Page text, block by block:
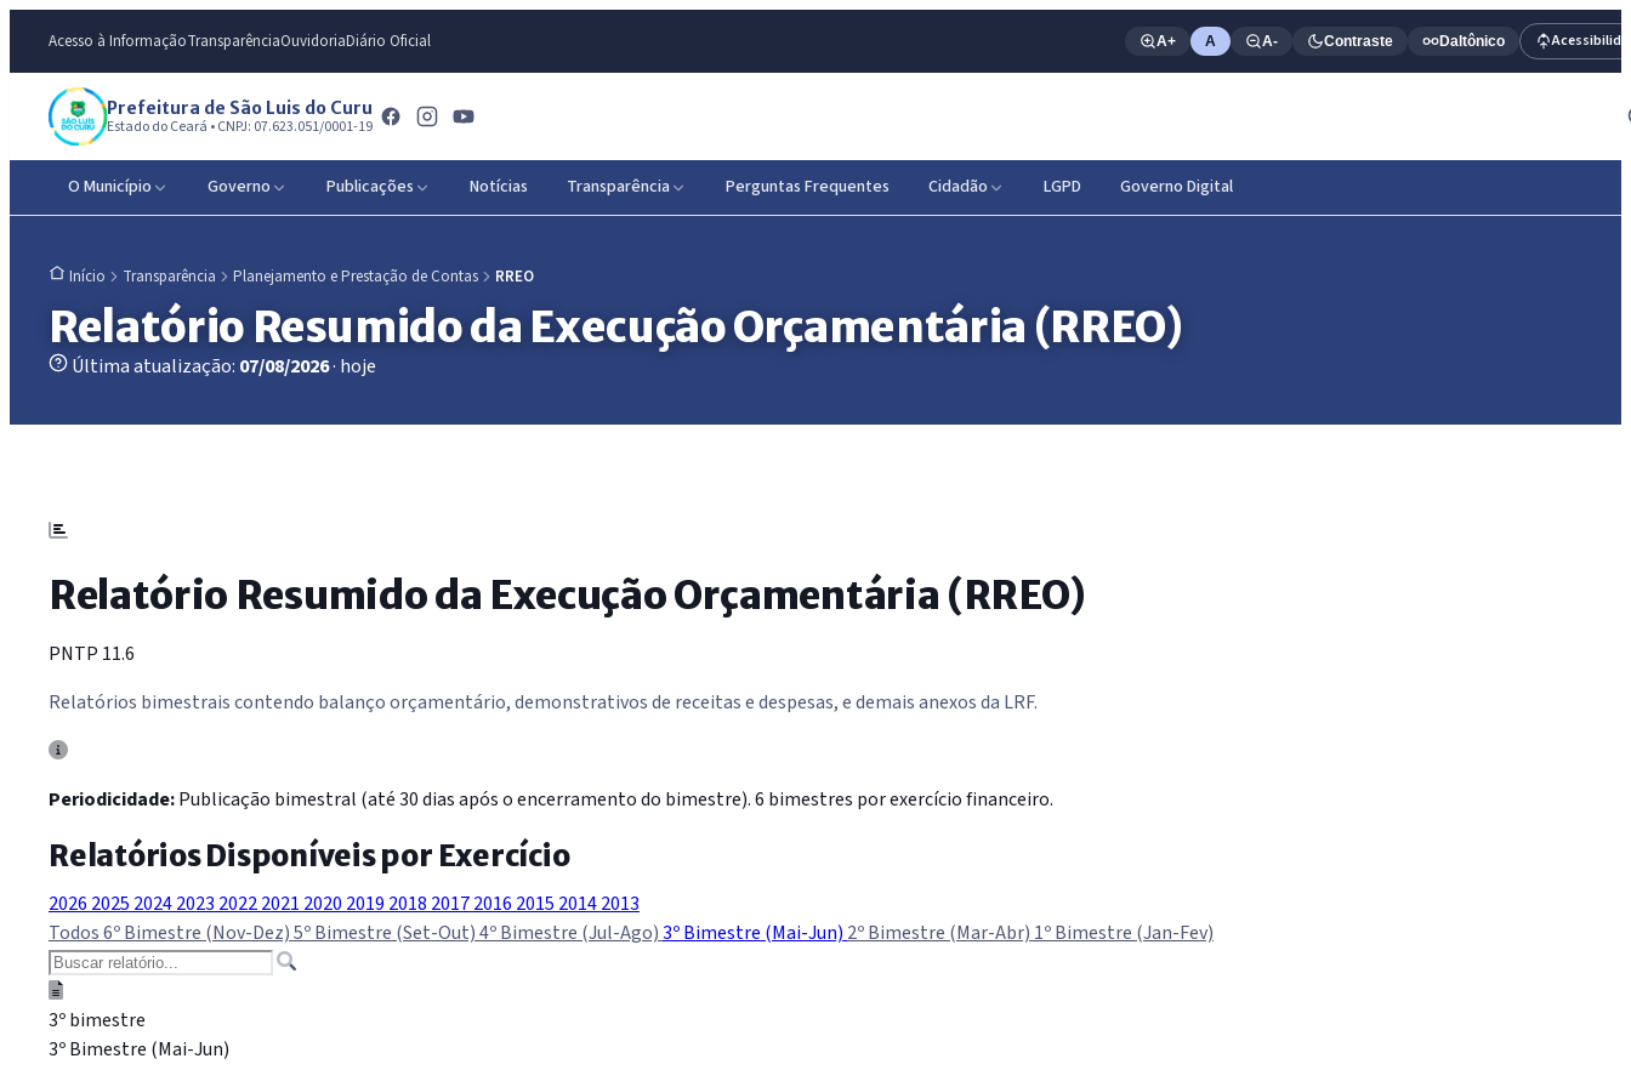
Acesso à InformaçãoTransparênciaOuvidoriaDiário Oficial A+ A A- Contraste Daltônico
Prefeitura de São Luis do Curu
Estado do Ceará • CNPJ: 07.623.051/0001-19
O Município Governo Publicações Notícias Transparência Perguntas Frequentes Cidadão LGPD Governo Digital
Início Transparência Planejamento e Prestação de Contas RREO
Relatório Resumido da Execução Orçamentária (RREO)
Última atualização: 07/08/2026· hoje
Relatório Resumido da Execução Orçamentária (RREO)
PNTP 11.6
Relatórios bimestrais contendo balanço orçamentário, demonstrativos de receitas e despesas, e demais anexos da LRF.
Periodicidade:Publicação bimestral (até 30 dias após o encerramento do bimestre). 6 bimestres por exercício financeiro.
Relatórios Disponíveis por Exercício
2026 2025 20242023 20222021 2020 2019 2018 20172016 2015 20142013
Todos6º Bimestre (Nov-Dez)5º Bimestre (Set-Out)4º Bimestre (Jul-Ago)3º Bimestre (Mai-Jun) 2º Bimestre (Mar-Abr) 1º Bimestre (Jan-Fev)
3º bimestre
3º Bimestre (Mai-Jun)